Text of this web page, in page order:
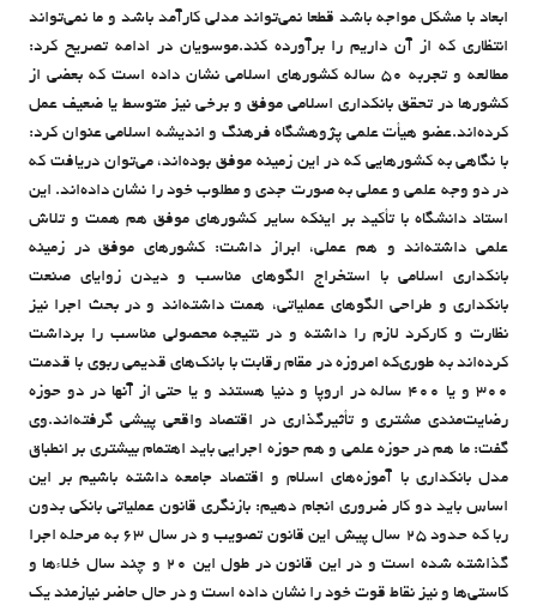
ابعاد با مشکل مواجه باشد قطعا نمی‌تواند مدلی کارآمد باشد و ما نمی‌تواند
انتظاری که از آن داریم را برآورده کند.موسویان در ادامه تصریح کرد:
مطالعه و تجربه 50 ساله کشورهای اسلامی نشان داده است که بعضی از
کشورها در تحقق بانکداری اسلامی موفق و برخی نیز متوسط یا ضعیف عمل
کرده‌اند.عضو هیأت علمی پژوهشگاه فرهنگ و اندیشه اسلامی عنوان کرد:
با نگاهی به کشورهایی که در این زمینه موفق بوده‌اند، می‌توان دریافت که
در دو وجه علمي و عملي به صورت جدی و مطلوب خود را نشان داده‌اند. این
استاد دانشگاه با تأکید بر اینکه سایر کشورهای موفق هم همت و تلاش
علمی داشته‌اند و هم عملی، ابراز داشت: کشورهای موفق در زمینه
بانکداری اسلامی با استخراج الگوهای مناسب و دیدن زوایای صنعت
بانکداری و طراحی الگوهای عملیاتی، همت داشته‌اند و در بحث اجرا نیز
نظارت و کارکرد لازم را داشته و در نتیجه محصولی مناسب را برداشت
کرده‌اند به طوری‌که امروزه در مقام رقابت با بانک‌های قدیمی ربوي با قدمت
300 و یا 400 ساله در اروپا و دنیا هستند و یا حتی از آنها در دو حوزه
رضایت‌مندی مشتری و تأثیرگذاری در اقتصاد واقعی پیشی گرفته‌اند.وی
گفت: ما هم در حوزه علمی و هم حوزه اجرایی باید اهتمام بیشتری بر انطباق
مدل بانکداری با آموزه‌های اسلام و اقتصاد جامعه داشته باشیم بر این
اساس باید دو کار ضروری انجام دهیم: بازنگری قانون عملیاتی بانکی بدون
ربا که حدود 25 سال پیش این قانون تصویب و در سال 63 به مرحله اجرا
گذاشته شده است و در این قانون در طول این 20 و چند سال خلاءها و
کاستی‌ها و نیز نقاط قوت خود را نشان داده است و در حال حاضر نیازمند یک